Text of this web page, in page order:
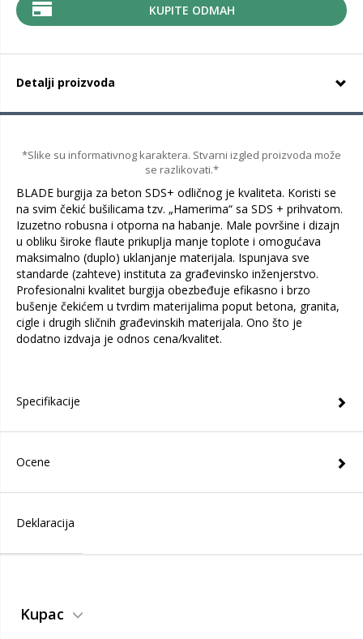
KUPITE ODMAH
Detalji proizvoda
*Slike su informativnog karaktera. Stvarni izgled proizvoda može
se razlikovati.*
BLADE burgija za beton SDS+ odličnog je kvaliteta. Koristi se
na svim čekić bušilicama tzv. „Hamerima“ sa SDS + prihvatom.
Izuzetno robusna i otporna na habanje. Male površine i dizajn
u obliku široke flaute prikuplja manje toplote i omogućava
maksimalno (duplo) uklanjanje materijala. Ispunjava sve
standarde (zahteve) instituta za građevinsko inženjerstvo.
Profesionalni kvalitet burgija obezbeđuje efikasno i brzo
bušenje čekićem u tvrdim materijalima poput betona, granita,
cigle i drugih sličnih građevinskih materijala. Ono što je
dodatno izdvaja je odnos cena/kvalitet.
Specifikacije
Ocene
Deklaracija
Kupac